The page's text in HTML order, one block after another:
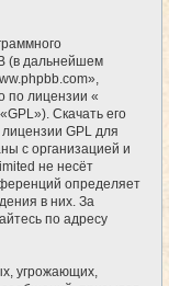
(в дальнейшем
по лицензии «
Скачать его
GPL для
с организацией и
не несёт
определяет
в них. За
по адресу
угрожающих,